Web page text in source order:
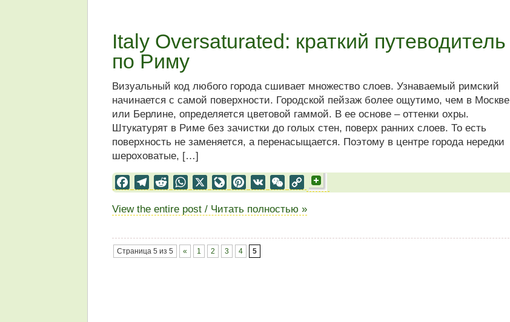
Italy Oversaturated: краткий путеводитель
по Риму
Визуальный код любого города cшивает множество слоев. Узнаваемый римский
начинается с самой поверхности. Городской пейзаж более ощутимо, чем в Москве
или Берлине, определяется цветовой гаммой. В ее основе – оттенки охры.
Штукатурят в Риме без зачистки до голых стен, поверх ранних слоев. То есть
поверхность не заменяется, а перенасыщается. Поэтому в центре города нередки
шероховатые, […]
FacebookTelegramRedditWhatsApp LiveJournal
Pinterest
VK WeChat
Copy
View the entire post / Читать полностью »
Страница 5 из 5 « 1 2 3 4 5